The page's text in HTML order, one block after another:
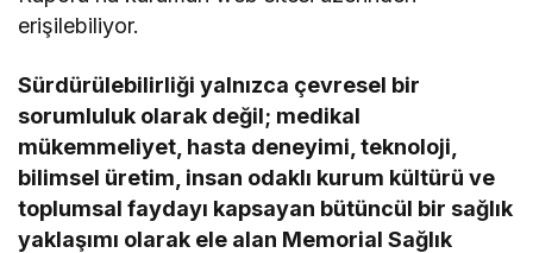
erişilebiliyor.
Sürdürülebilirliği yalnızca çevresel bir
sorumluluk olarak değil; medikal
mükemmeliyet, hasta deneyimi, teknoloji,
bilimsel üretim, insan odaklı kurum kültürü ve
toplumsal faydayı kapsayan bütüncül bir sağlık
yaklaşımı olarak ele alan Memorial Sağlık